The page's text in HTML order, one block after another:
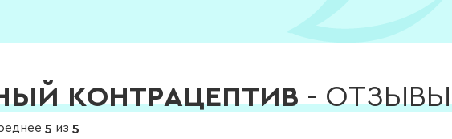
КОНТРАЦЕПТИВ- ОТЗЫВЫ
5 из 5